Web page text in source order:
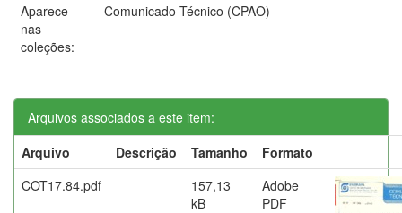
Aparece
nas
coleções:
Comunicado Técnico (CPAO)
Arquivos associados a este item:
Arquivo
Descrição Tamanho
Formato
COT17.84.pdf
157,13
kB
Adobe
PDF